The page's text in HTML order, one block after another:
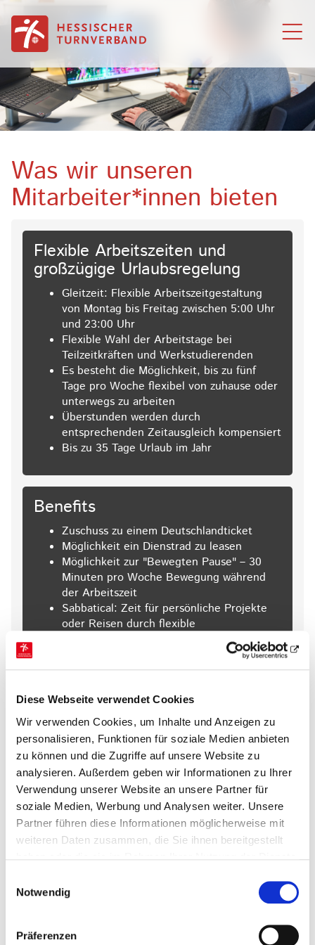
Diese Webseite verwendet Cookies
Wir verwenden Cookies, um Inhalte und Anzeigen zu
personalisieren, Funktionen für soziale Medien anbieten
zu können und die Zugriffe auf unsere Website zu
analysieren. Außerdem geben wir Informationen zu Ihrer
Verwendung unserer Website an unsere Partner für
soziale Medien, Werbung und Analysen weiter. Unsere
Partner führen diese Informationen möglicherweise mit
weiteren Daten zusammen, die Sie ihnen bereitgestellt
Notwendig
Präferenzen
Zum Inhalt springen
Was wir unseren
Mitarbeiter*innen bieten
Flexible Arbeitszeiten und
großzügige Urlaubsregelung
Gleitzeit: Flexible Arbeitszeitgestaltung
von Montag bis Freitag zwischen 5:00 Uhr
und 23:00 Uhr
Flexible Wahl der Arbeitstage bei
Teilzeitkräften und Werkstudierenden
Es besteht die Möglichkeit, bis zu fünf
Tage pro Woche flexibel von zuhause oder
unterwegs zu arbeiten
Überstunden werden durch
entsprechenden Zeitausgleich kompensiert
Bis zu 35 Tage Urlaub im Jahr
Benefits
Zuschuss zu einem Deutschlandticket
Möglichkeit ein Dienstrad zu leasen
Möglichkeit zur "Bewegten Pause" – 30
Minuten pro Woche Bewegung während
der Arbeitszeit
Sabbatical: Zeit für persönliche Projekte
oder Reisen durch flexible
Workation: Temporär aus dem Ausland
arbeiten und dabei neue Perspektiven
Vielfältige Karriere- und
Entwicklungsmöglichkeiten
Werkstudententätigkeit: Praxiserfahrung
sammeln und parallel zum Studium
arbeiten
Praktika für Schüler*innen, Studierende
und Auszubildende: Einblicke in die
Fort- und Weiterbildungen für Alle